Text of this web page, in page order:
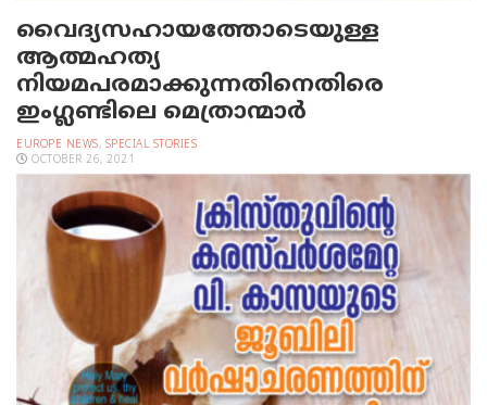
വൈദ്യസഹായത്തോടെയുള്ള
ആത്മഹത്യ
നിയമപരമാക്കുന്നതിനെതിരെ
ഇംഗ്ലണ്ടിലെ മെത്രാന്മാര്‍
EUROPE NEWS, SPECIAL STORIES
OCTOBER 26, 2021